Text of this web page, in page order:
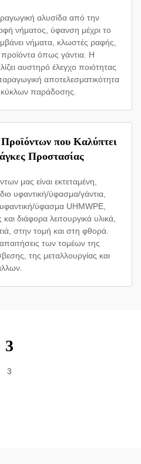
αλυσίδα από την
νήματος, ύφανση μέχρι το
νήματα, κλωστές ραφής,
προϊόντα όπως γάντια. Η
αυστηρό έλεγχο ποιότητας
αποτελεσματικότητα
παράδοσης.
που Καλύπτει
Προστασίας
μας είναι εκτεταμένη,
υφαντική/ύφασμα/γάντια,
ύφασμα UHMWPE,
διάφορα λειτουργικά υλικά,
στην τομή και στη φθορά.
απαιτήσεις των τομέων της
της μεταλλουργίας και
3
3